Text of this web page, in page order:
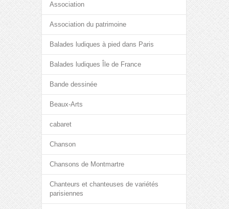
Association
Association du patrimoine
Balades ludiques à pied dans Paris
Balades ludiques Île de France
Bande dessinée
Beaux-Arts
cabaret
Chanson
Chansons de Montmartre
Chanteurs et chanteuses de variétés
parisiennes